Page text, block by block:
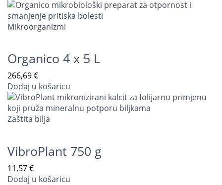
Mikroorganizmi
Organico 4 x 5 L
266,69€
Dodaj u košaricu
Zaštita bilja
VibroPlant 750 g
11,57€
Dodaj u košaricu